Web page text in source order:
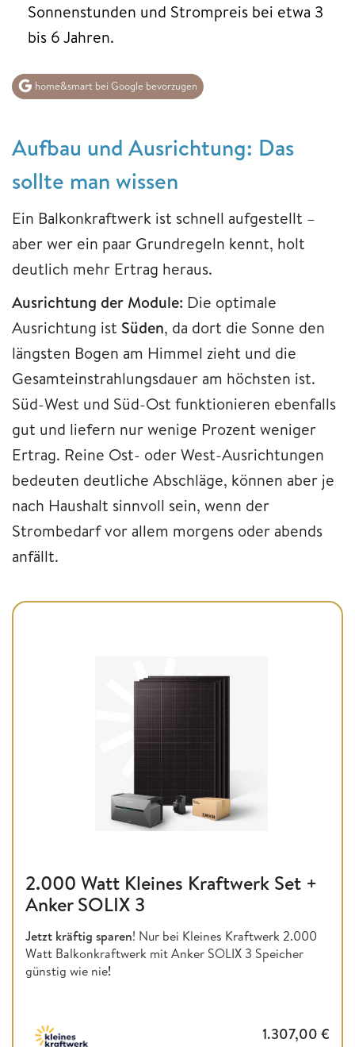
Sonnenstunden und Strompreis bei etwa 3
bis 6 Jahren.
home&smart bei Google bevorzugen
Aufbau und Ausrichtung: Das
sollte man wissen
Ein Balkonkraftwerk ist schnell aufgestellt –
aber wer ein paar Grundregeln kennt, holt
deutlich mehr Ertrag heraus.
Ausrichtung der Module: Die optimale
Ausrichtung ist Süden, da dort die Sonne den
längsten Bogen am Himmel zieht und die
Gesamteinstrahlungsdauer am höchsten ist.
Süd-West und Süd-Ost funktionieren ebenfalls
gut und liefern nur wenige Prozent weniger
Ertrag. Reine Ost- oder West-Ausrichtungen
bedeuten deutliche Abschläge, können aber je
nach Haushalt sinnvoll sein, wenn der
Strombedarf vor allem morgens oder abends
anfällt.
2.000 Watt Kleines Kraftwerk Set +
Anker SOLIX 3
Jetzt kräftig sparen! Nur bei Kleines Kraftwerk 2.000
Watt Balkonkraftwerk mit Anker SOLIX 3 Speicher
günstig wie nie!
1.307,00 €